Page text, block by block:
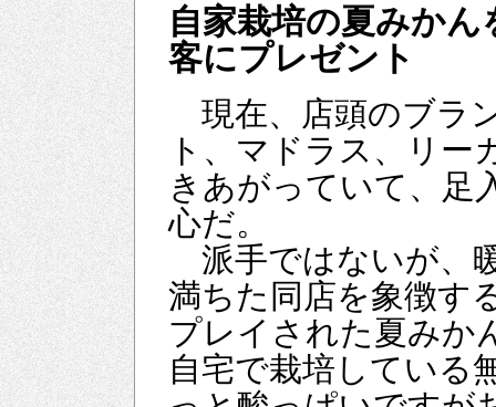
自家栽培の夏みか
客にプレゼント
現在、店頭のブラ
ト、マドラス、リー
きあがっていて、足
心だ。
派手ではないが、
満ちた同店を象徴す
プレイされた夏みか
自宅で栽培している